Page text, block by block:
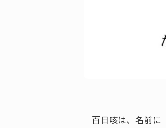
百日咳は、名前に